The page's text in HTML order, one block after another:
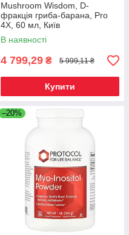
Mushroom Wisdom, D-
фракція гриба-барана, Pro
4X, 60 мл, Київ
В наявності
4 799,29 ₴ 5 999,11 ₴
Купити
–20%